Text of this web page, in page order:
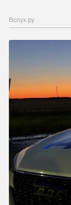
Вслух.ру